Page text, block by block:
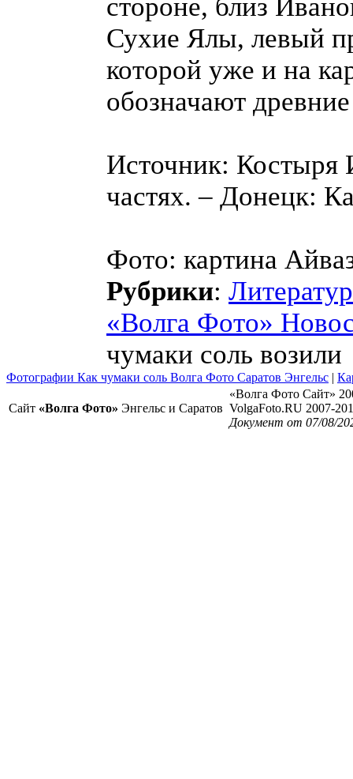
стороне, близ
Сухие Ялы, левый
которой уже и на
обозначают
Источник:
частях. – Донецк:
Фото: картина
Рубрики:
«Волга Фото»
чумаки соль возили
Фотографии Как чумаки соль Волга Фото Саратов Энгельс |
Сайт «Волга Фото» Энгельс и Саратов
«Волга Фото Сайт»
VolgaFoto.RU 2007-
Документ от 07/08/